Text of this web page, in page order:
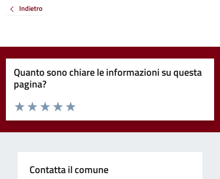
Indietro
Quanto sono chiare le informazioni su questa
pagina?
Valuta da 1 a 5 stelle la pagina
Valuta 5 stelle su 5
Valuta 4 stelle su 5
Valuta 3 stelle su 5
Valuta 2 stelle su 5
Valuta 1 stelle su 5
Contatta il comune